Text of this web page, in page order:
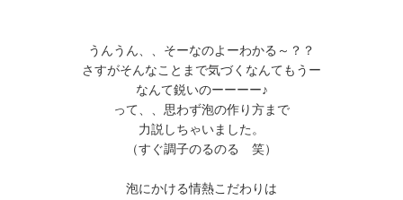
うんうん、、そーなのよーわかる～？？
さすがそんなことまで気づくなんてもうー
なんて鋭いのーーーー♪
って、、思わず泡の作り方まで
力説しちゃいました。
（すぐ調子のるのる 笑）
泡にかける情熱こだわりは